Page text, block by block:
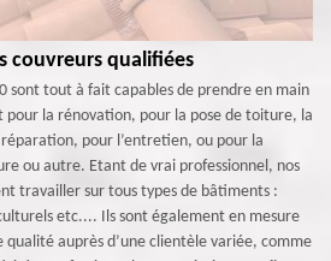
couvreurs qualifiées
sont tout à fait capables de prendre en main
pour la rénovation, pour la pose de toiture, la
pour l’entretien, ou pour la
ou autre. Etant de vrai professionnel, nos
travailler sur tous types de bâtiments :
etc.... Ils sont également en mesure
qualité auprès d’une clientèle variée, comme